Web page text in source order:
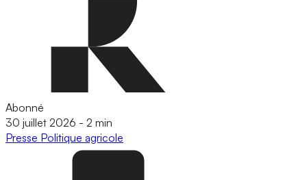
Abonné
30 juillet 2026 - 2 min
Presse Politique agricole